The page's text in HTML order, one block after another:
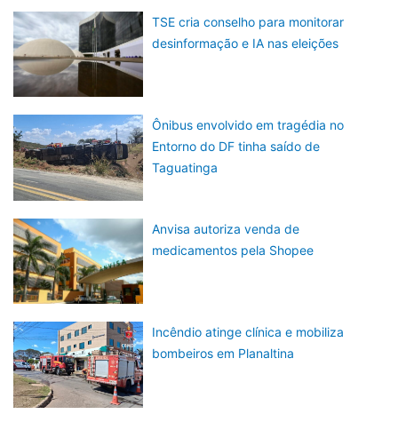
TSE cria conselho para monitorar
desinformação e IA nas eleições
Ônibus envolvido em tragédia no
Entorno do DF tinha saído de
Taguatinga
Anvisa autoriza venda de
medicamentos pela Shopee
Incêndio atinge clínica e mobiliza
bombeiros em Planaltina